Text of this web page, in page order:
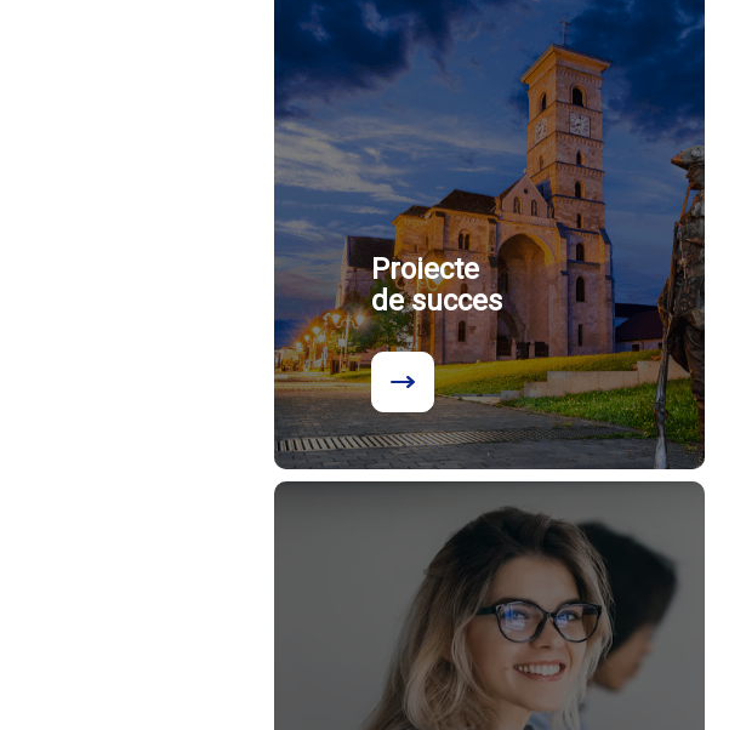
Proiecte
de succes